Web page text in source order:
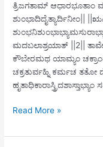
ತ್ರಿಜಗತಾಮ್ ಆಧಾರಭೂತಾಂ
ಶುಂಭಾದಿದೈತ್ಯಾರ್ದಿನೀಂ||
ಮದಬಲಾಶ್ರಯಾತ್ ||2||
ಕೌಬೇರಮಥ ಯಾಮ್ಯಂ
ಚಕ್ರತುರ್ವಹ್ನಿ ಕರ್ಮಚ ತತೋ
ಹೃತಾಧಿಕಾರಾಸ್ತ್ರಿದಶಾಸ್ತಾಭ್ಯಾಂ
ದುರ್ಗಾ
ಪನ್ಚಮೋ ‌உಧ್ಯಾಯಃ
Read More »